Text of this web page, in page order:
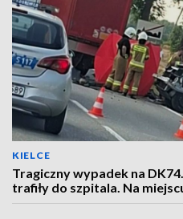
KIELCE
Tragiczny wypadek na
trafiły do szpitala. Na